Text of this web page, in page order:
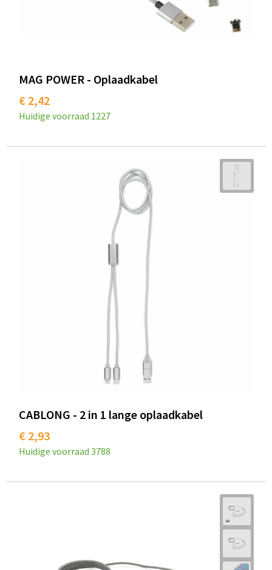
MAG POWER - Oplaadkabel
€ 2,42
Huidige voorraad 1227
CABLONG - 2 in 1 lange oplaadkabel
€ 2,93
Huidige voorraad 3788